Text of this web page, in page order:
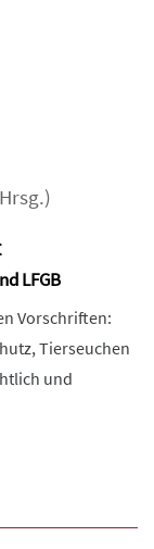
LFGB
Vorschriften:
Tierseuchen
und